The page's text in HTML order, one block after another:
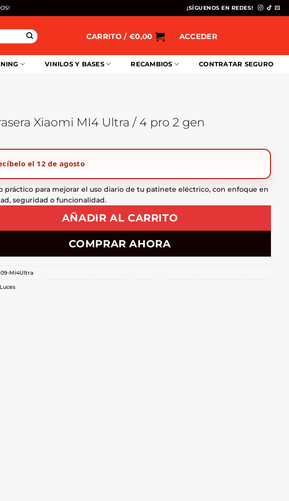
¡SÍGUENOS EN REDES!
CARRITO / €0,00 ACCEDER
VINILOS Y BASES RECAMBIOS CONTRATAR SEGURO
Xiaomi MI4 Ultra / 4 pro 2 gen
el 12 de agosto
práctico para mejorar el uso diario de tu patinete eléctrico, con enfoque en
seguridad o funcionalidad.
AÑADIR AL CARRITO
COMPRAR AHORA
Mi4Ultra
Luces